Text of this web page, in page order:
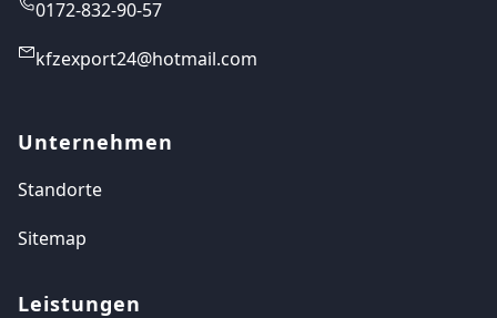
0172-832-90-57
kfzexport24@hotmail.com
Unternehmen
Standorte
Sitemap
Leistungen